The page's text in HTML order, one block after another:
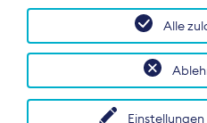
Deutschland und auf EU-
Alle